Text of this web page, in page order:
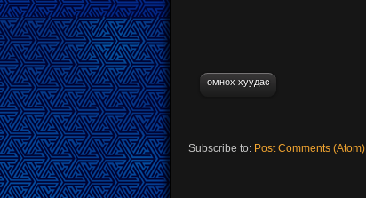
өмнөх хуудас
Subscribe to: Post Comments (Atom)